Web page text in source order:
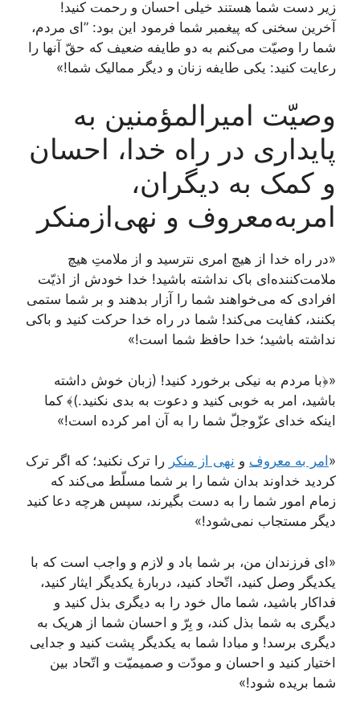
زیر دست شما هستند خیلی احسان و رحمت کنید!
آخرین سخنی که پیغمبر شما فرمود این بود: ”ای مردم،
شما را وصیّت می‌کنم به دو طایفه ضعیف که حقّ آنها را
رعایت کنید: یکی طایفه زنان و دیگر ممالیک شما!»
وصیّت امیرالمؤمنین به
پایداری در راه خدا، احسان
و کمک به دیگران،
امربه‌معروف و نهی‌ازمنکر
«در راه خدا از هیچ امری نترسید و از ملامتِ هیچ
ملامت‌کننده‌ای باک نداشته باشید! خدا خودش از اذیّت
افرادی که می‌خواهند شما را آزار بدهند و بر شما ستمی
بکنند، کفایت می‌کند! شما در راه خدا حرکت کنید و باکی
نداشته باشید؛ خدا حافظ شما است!»
«﴿با مردم به نیکی برخورد کنید! (زبان خوش داشته
باشید، امر به خوبی کنید و دعوت به بدی نکنید.)﴾ کما
اینکه خدای عزّوجلّ شما را به آن امر کرده است!»
« امر به معروف و نهی از منکر را ترک نکنید؛ که اگر ترک
کردید خداوند بدان شما را بر شما مسلّط می‌کند که
زمام امور شما را به دست بگیرند، سپس هرچه دعا کنید
دیگر مستجاب نمی‌شود!»
«ای فرزندان من، بر شما باد و لازم و واجب است که با
یکدیگر وصل کنید، اتّحاد کنید، دربارۀ یکدیگر ایثار کنید،
فداکار باشید، شما مال خود را به دیگری بذل کنید و
دیگری به شما بذل کند، و بِرّ و احسان شما از هریک به
دیگری برسد! و مبادا شما به یکدیگر پشت کنید و جدایی
اختیار کنید و احسان و مودّت و صمیمیّت و اتّحاد بین
شما بریده شود!»